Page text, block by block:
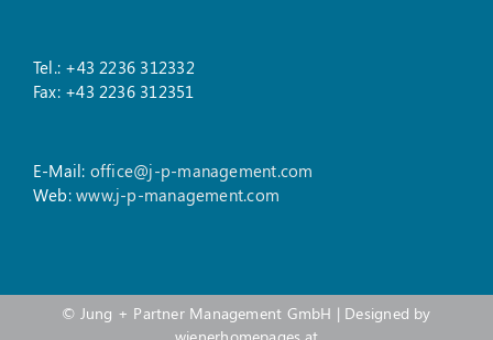
Tel.: +43 2236 312332
Fax: +43 2236 312351
E-Mail: office@j-p-management.com
Web:www.j-p-management.com
© Jung + Partner Management GmbH | Designed by